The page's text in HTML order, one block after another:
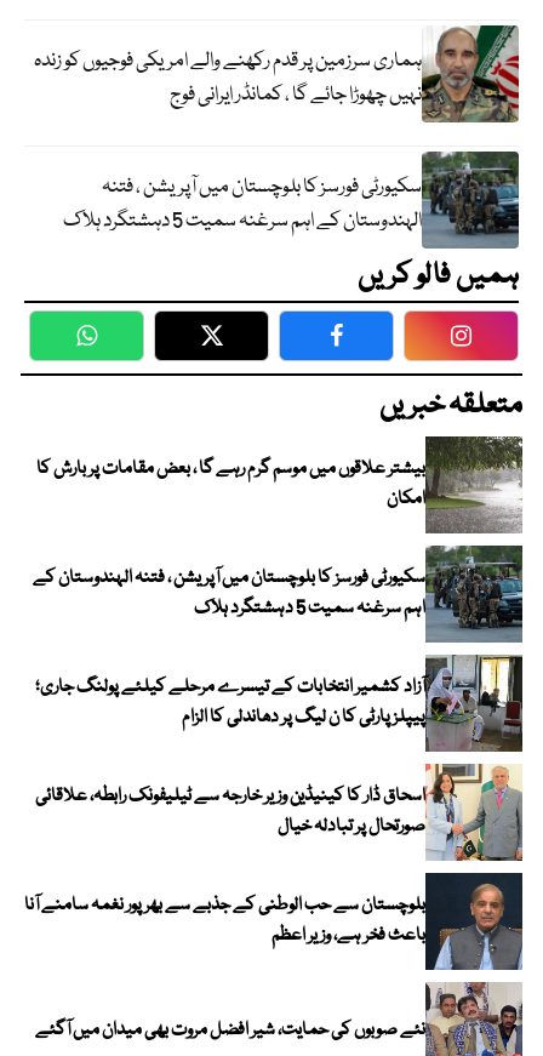
ہماری سرزمین پر قدم رکھنے والے امریکی فوجیوں کو زندہ
نہیں چھوڑا جائے گا ، کمانڈر ایرانی فوج
سکیورٹی فورسز کا بلوچستان میں آپریشن ، فتنہ
الہندوستان کے اہم سرغنہ سمیت 5 دہشتگرد ہلاک
ہمیں فالو کریں
WhatsApp Twitter Facebook
متعلقہ خبریں
بیشتر علاقوں میں موسم گرم رہے گا ، بعض مقامات پر بارش کا
امکان
سکیورٹی فورسز کا بلوچستان میں آپریشن ، فتنہ الہندوستان کے
اہم سرغنہ سمیت 5 دہشتگرد ہلاک
آزاد کشمیر انتخابات کے تیسرے مرحلے کیلئے پولنگ جاری؛
پیپلز پارٹی کا ن لیگ پر دھاندلی کا الزام
اسحاق ڈار کا کینیڈین وزیر خارجہ سے ٹیلیفونک رابطہ، علاقائی
صورتحال پر تبادلہ خیال
بلوچستان سے حب الوطنی کے جذبے سے بھرپور نغمہ سامنے آنا
باعث فخر ہے، وزیر اعظم
نئے صوبوں کی حمایت، شیر افضل مروت بھی میدان میں آگئے